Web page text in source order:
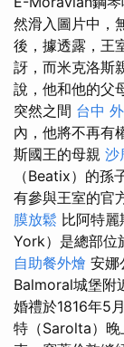
然滑入圖片中，
後，據透露，王
訝，而米克洛斯
說，他和他的父
突然之間 台中
內，他將不再有
斯國王的母親 沙
（Beatix）的孫
有參與王室的官
膜放鬆 比阿特
York）是總部位
自助餐外燴 安娜
Balmoral城堡附
婚禮於1816年5
特（Sarolta）晚